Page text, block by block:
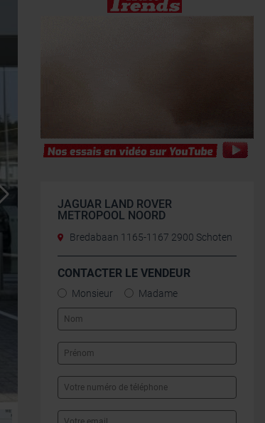
JAGUAR LAND ROVER
METROPOOL NOORD
Bredabaan 1165-1167 2900 Schoten
CONTACTER LE VENDEUR
Monsieur Madame